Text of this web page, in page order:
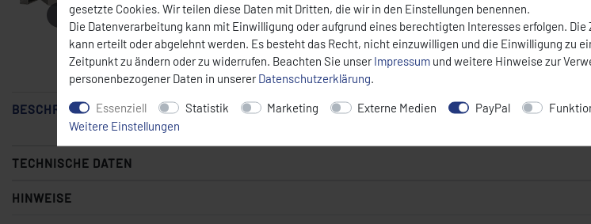
Mit der Maus über das Bild fahren
BESCHREIBUNG
TECHNISCHE DATEN
HINWEISE
gesetzte Cookies. Wir teilen diese Daten mit Dritten, die wir in den Einstellungen benennen.
Die Datenverarbeitung kann mit Einwilligung oder aufgrund eines berechtigten Interesses erfolgen. Die
kann erteilt oder abgelehnt werden. Es besteht das Recht, nicht einzuwilligen und die Einwilligung zu
Zeitpunkt zu ändern oder zu widerrufen. Beachten Sie unserImpressum und weitere Hinweise zur
personenbezogener Daten in unsererDaten­schutz­erklärung
Essenziell Statistik Marketing Externe Medien PayPal
Weitere Einstellungen